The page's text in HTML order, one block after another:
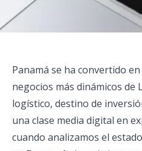
Panamá se ha convertido
negocios más dinámicos de
logístico, destino de
una clase media digital en
cuando analizamos el